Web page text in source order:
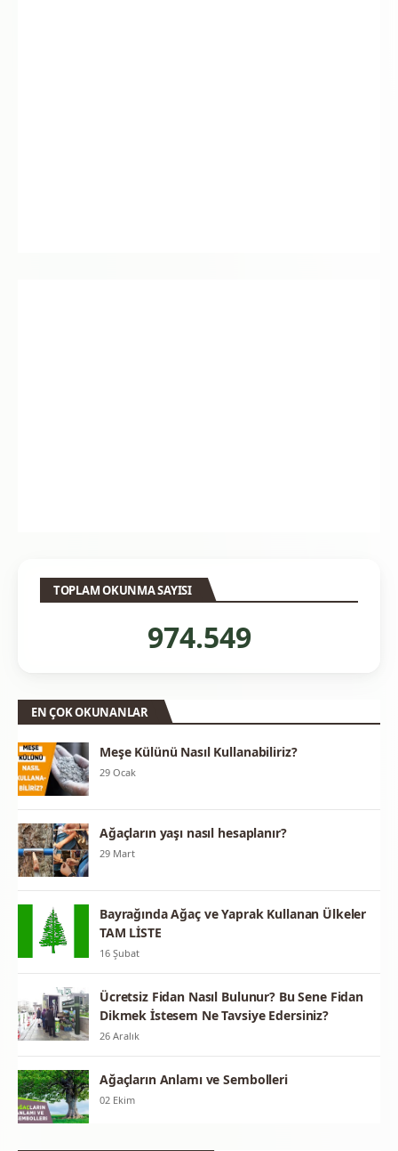
TOPLAM OKUNMA SAYISI
974.549
EN ÇOK OKUNANLAR
Meşe Külünü Nasıl Kullanabiliriz?
29 Ocak
Ağaçların yaşı nasıl hesaplanır?
29 Mart
Bayrağında Ağaç ve Yaprak Kullanan Ülkeler
TAM LİSTE
16 Şubat
Ücretsiz Fidan Nasıl Bulunur? Bu Sene Fidan
Dikmek İstesem Ne Tavsiye Edersiniz?
26 Aralık
Ağaçların Anlamı ve Sembolleri
02 Ekim